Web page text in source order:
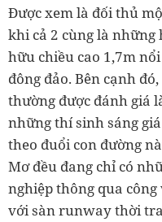
Được xem là đối thủ
khi cả 2 cùng là
hữu chiều cao 1,7m
đông đảo. Bên cạnh
thường được đánh giá
những thí sinh sáng
theo đuổi con đường
Mơ đều đang chỉ có
nghiệp thông qua
với sàn runway thời